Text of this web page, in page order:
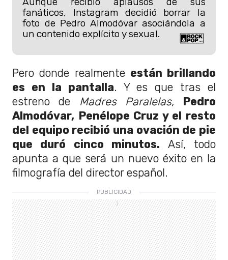
fanáticos, Instagram decidió borrar la
foto de Pedro Almodóvar asociándola a
un contenido explícito y sexual.
Pero donde realmente están brillando
es en la pantalla. Y es que tras el
estreno de Madres Paralelas, Pedro
Almodóvar, Penélope Cruz y el resto
del equipo recibió una ovación de pie
que duró cinco minutos. Así, todo
apunta a que será un nuevo éxito en la
filmografía del director español.